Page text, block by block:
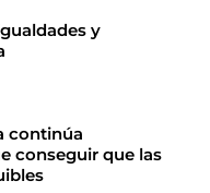
y
continúa
conseguir que las